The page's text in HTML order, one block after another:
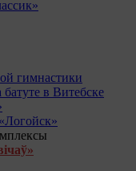
гимнастики
в Витебске